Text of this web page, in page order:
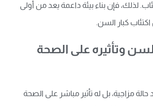
لذلك، فإن بناء بيئة داعمة يعد من أولى
كبار السن.
وتأثيره على الصحة
حالة مزاجية، بل له تأثير مباشر على الصحة